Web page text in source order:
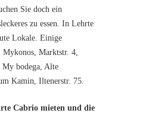
Sie doch ein
zu essen. In Lehrte
Lokale. Einige
Marktstr. 4,
bodega, Alte
Kamin, Iltenerstr. 75.
Cabrio mieten und die